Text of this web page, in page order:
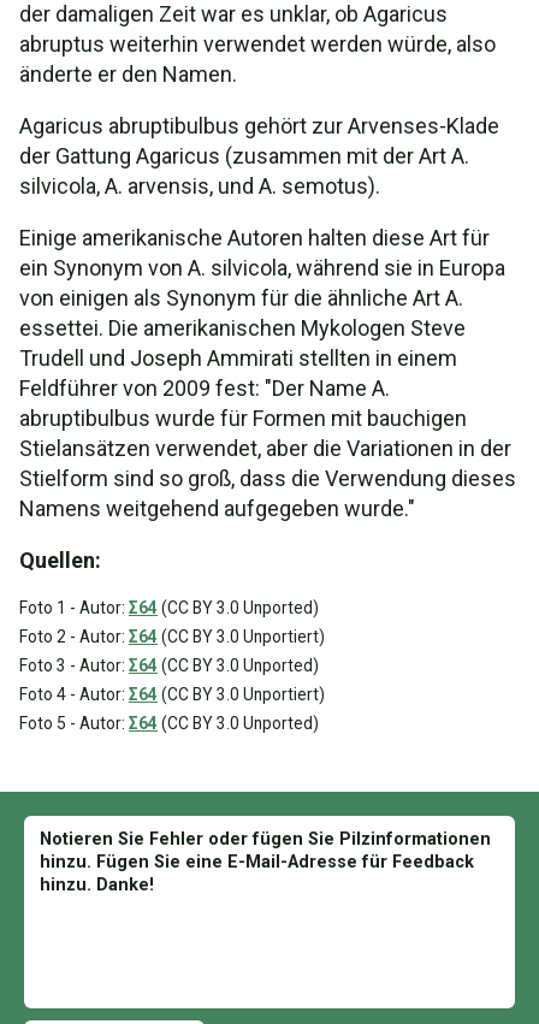
der damaligen Zeit war es unklar, ob Agaricus
abruptus weiterhin verwendet werden würde, also
änderte er den Namen.
Agaricus abruptibulbus gehört zur Arvenses-Klade
der Gattung Agaricus (zusammen mit der Art A.
silvicola, A. arvensis, und A. semotus).
Einige amerikanische Autoren halten diese Art für
ein Synonym von A. silvicola, während sie in Europa
von einigen als Synonym für die ähnliche Art A.
essettei. Die amerikanischen Mykologen Steve
Trudell und Joseph Ammirati stellten in einem
Feldführer von 2009 fest: "Der Name A.
abruptibulbus wurde für Formen mit bauchigen
Stielansätzen verwendet, aber die Variationen in der
Stielform sind so groß, dass die Verwendung dieses
Namens weitgehend aufgegeben wurde."
Quellen:
Foto 1 - Autor: Σ64 (CC BY 3.0 Unported)
Foto 2 - Autor: Σ64 (CC BY 3.0 Unportiert)
Foto 3 - Autor: Σ64 (CC BY 3.0 Unported)
Foto 4 - Autor: Σ64 (CC BY 3.0 Unportiert)
Foto 5 - Autor: Σ64 (CC BY 3.0 Unported)